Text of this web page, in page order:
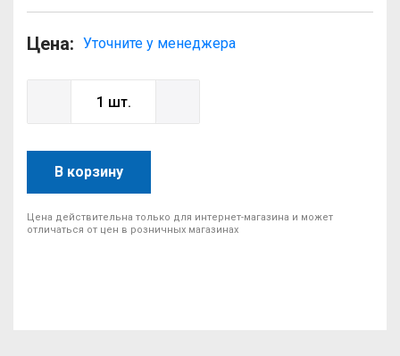
Цена: Уточните у менеджера
В корзину
Цена действительна только для интернет-магазина и может
отличаться от цен в розничных магазинах